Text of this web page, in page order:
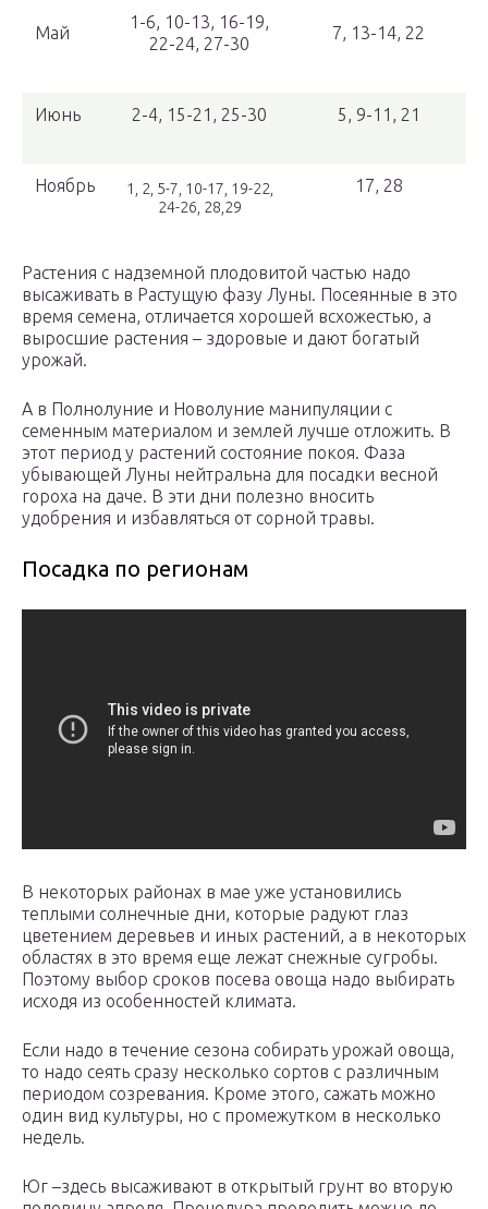
Май
1-6, 10-13, 16-19,
22-24, 27-30
7, 13-14, 22
Июнь 2-4, 15-21, 25-30 5, 9-11, 21
Ноябрь
1, 2, 5-7, 10-17, 19-22,
24-26, 28,29
17, 28
Растения с надземной плодовитой частью надо
высаживать в Растущую фазу Луны. Посеянные в это
время семена, отличается хорошей всхожестью, а
выросшие растения – здоровые и дают богатый
урожай.
А в Полнолуние и Новолуние манипуляции с
семенным материалом и землей лучше отложить. В
этот период у растений состояние покоя. Фаза
убывающей Луны нейтральна для посадки весной
гороха на даче. В эти дни полезно вносить
удобрения и избавляться от сорной травы.
Посадка по регионам
В некоторых районах в мае уже установились
теплыми солнечные дни, которые радуют глаз
цветением деревьев и иных растений, а в некоторых
областях в это время еще лежат снежные сугробы.
Поэтому выбор сроков посева овоща надо выбирать
исходя из особенностей климата.
Если надо в течение сезона собирать урожай овоща,
то надо сеять сразу несколько сортов с различным
периодом созревания. Кроме этого, сажать можно
один вид культуры, но с промежутком в несколько
недель.
Юг –здесь высаживают в открытый грунт во вторую